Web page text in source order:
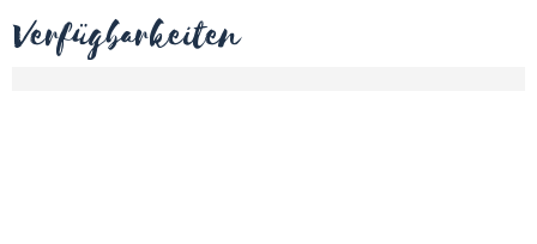
Verfügbarkeiten